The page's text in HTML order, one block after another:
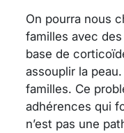
On pourra nous
familles avec
base de
assouplir la
familles. Ce
adhérences qui
n’est pas une